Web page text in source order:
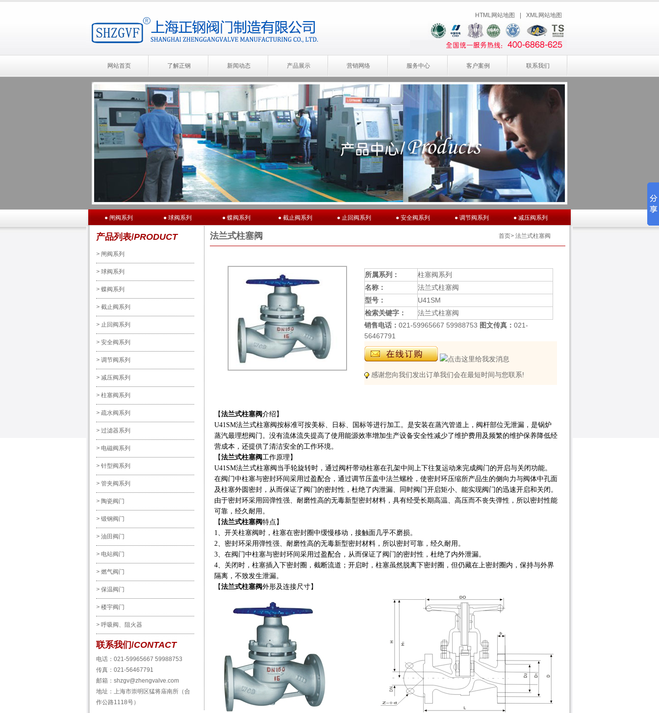
HTML网站地图 XML网站地图
网站首页 了解正钢 新闻动态 产品展示 营销网络 服务中心 客户案例 联系我们
● 闸阀系列 ● 球阀系列 ● 蝶阀系列 ● 截止阀系列 ● 止回阀系列 ● 安全阀系列 ● 调节阀系列 ● 减压阀系列
产品列表/PRODUCT
> 闸阀系列
> 球阀系列
> 蝶阀系列
> 截止阀系列
> 止回阀系列
> 安全阀系列
> 调节阀系列
> 减压阀系列
> 柱塞阀系列
> 疏水阀系列
> 过滤器系列
> 电磁阀系列
> 针型阀系列
> 管夹阀系列
> 陶瓷阀门
> 锻钢阀门
> 油田阀门
> 电站阀门
> 燃气阀门
> 保温阀门
> 楼宇阀门
> 呼吸阀、阻火器
联系我们/CONTACT
电话：021-59965667 59988753
传真：021-56467791
邮箱：shzgv@zhengvalve.com
地址：上海市崇明区猛将庙南所（合
作公路1118号）
法兰式柱塞阀 首页> 法兰式柱塞阀
所属系列：
柱塞阀系列
名称：
法兰式柱塞阀
型号：
U41SM
检索关键字：
法兰式柱塞阀
销售电话： 021-59965667 59988753 图文传真： 021-
56467791
感谢您向我们发出订单我们会在最短时间与您联系!
【法兰式柱塞阀介绍】
U41SM法兰式柱塞阀按标准可按美标、日标、国标等进行加工。是安装在蒸汽管道上，阀杆部位无泄漏，是锅炉
蒸汽最理想阀门。没有流体流失提高了使用能源效率增加生产设备安全性减少了维护费用及频繁的维护保养降低经
营成本，还提供了清洁安全的工作环境。
【法兰式柱塞阀工作原理】
U41SM法兰式柱塞阀当手轮旋转时，通过阀杆带动柱塞在孔架中间上下往复运动来完成阀门的开启与关闭功能。
在阀门中柱塞与密封环间采用过盈配合，通过调节压盖中法兰螺栓，使密封环压缩所产品生的侧向力与阀体中孔面
及柱塞外圆密封，从而保证了阀门的密封性，杜绝了内泄漏、同时阀门开启矩小、能实现阀门的迅速开启和关闭。
由于密封环采用回弹性强、耐磨性高的无毒新型密封材料，具有经受长期高温、高压而不丧失弹性，所以密封性能
可靠，经久耐用。
【法兰式柱塞阀特点】
1、开关柱塞阀时，柱塞在密封圈中缓慢移动，接触面几乎不磨损。
2、密封环采用弹性强、耐磨性高的无毒新型密封材料，所以密封可靠，经久耐用。
3、在阀门中柱塞与密封环间采用过盈配合，从而保证了阀门的密封性，杜绝了内外泄漏。
4、关闭时，柱塞插入下密封圈，截断流道；开启时，柱塞虽然脱离下密封圈，但仍藏在上密封圈内，保持与外界
隔离，不致发生泄漏。
【法兰式柱塞阀外形及连接尺寸】